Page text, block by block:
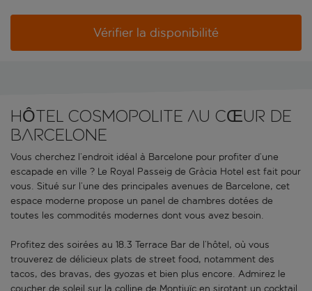
Vérifier la disponibilité
HÔTEL COSMOPOLITE AU CŒUR DE
BARCELONE
Vous cherchez l’endroit idéal à Barcelone pour profiter d’une
escapade en ville ? Le Royal Passeig de Gràcia Hotel est fait pour
vous. Situé sur l’une des principales avenues de Barcelone, cet
espace moderne propose un panel de chambres dotées de
toutes les commodités modernes dont vous avez besoin.
Profitez des soirées au 18.3 Terrace Bar de l’hôtel, où vous
trouverez de délicieux plats de street food, notamment des
tacos, des bravas, des gyozas et bien plus encore. Admirez le